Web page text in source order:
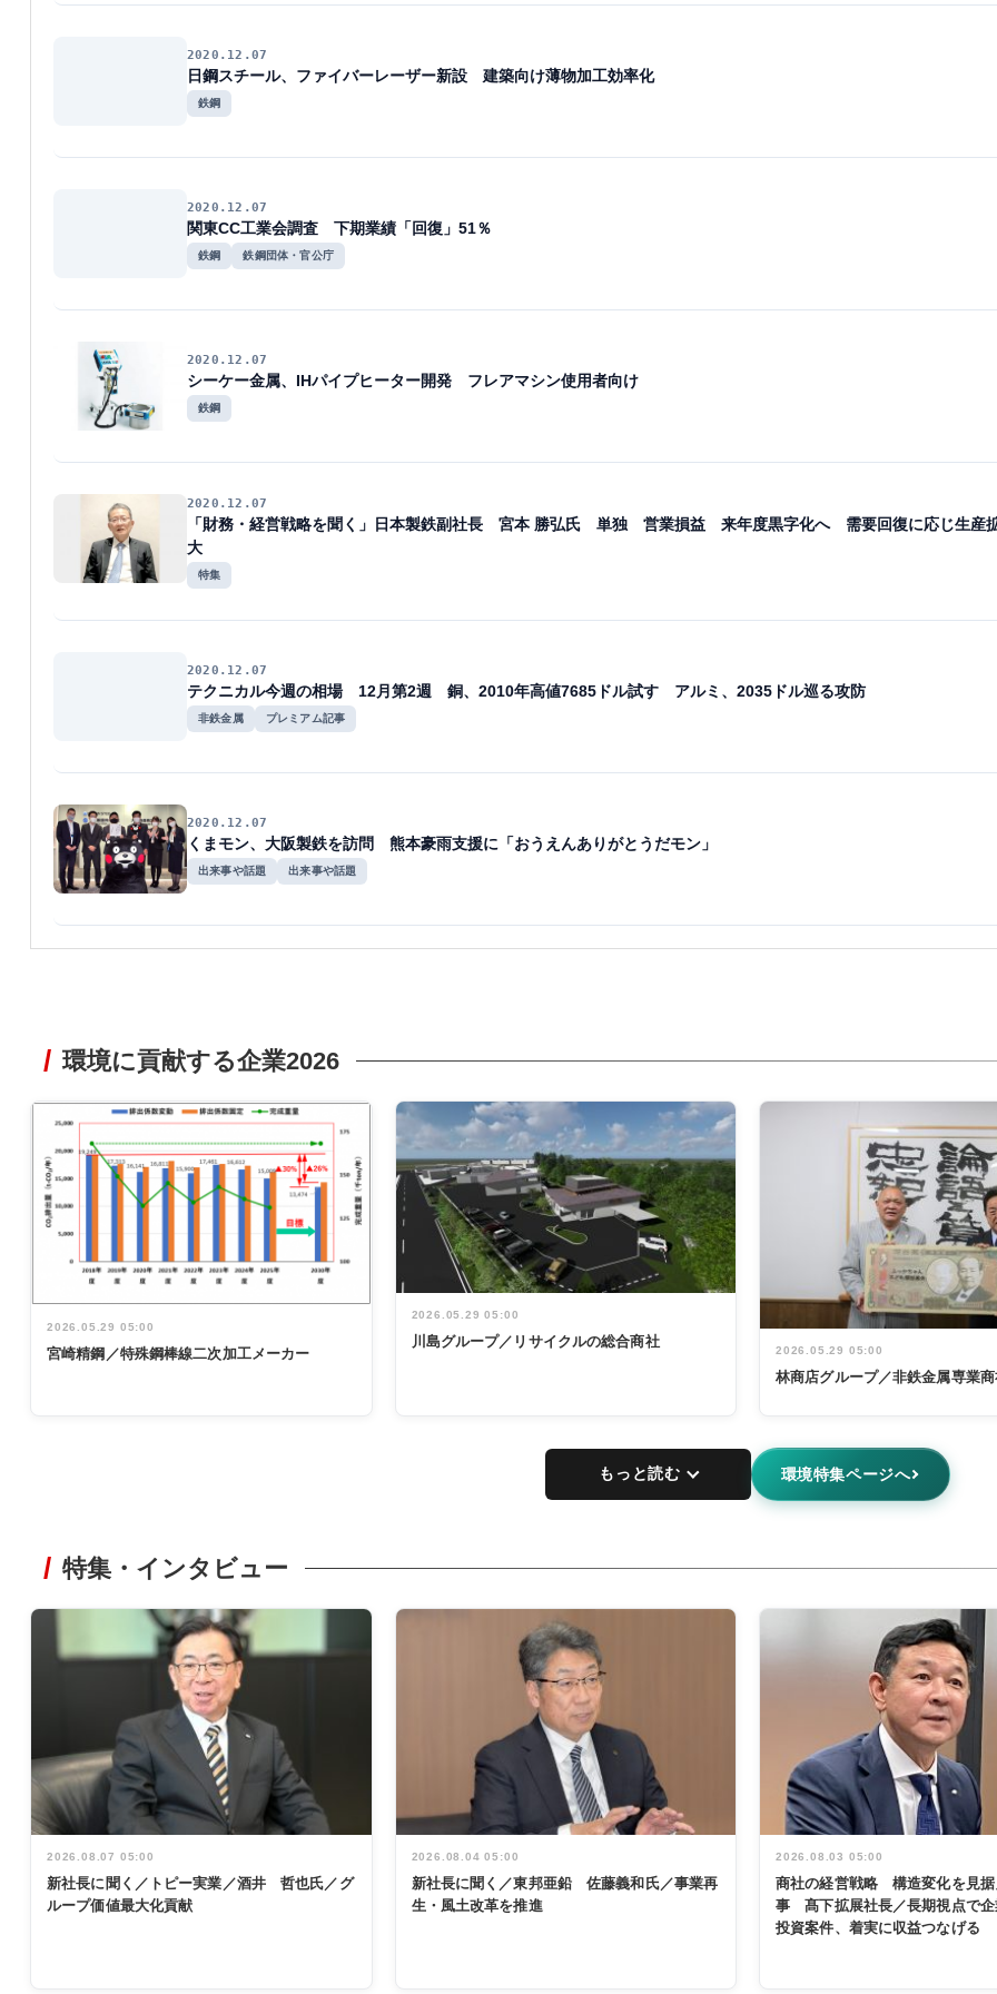
2020.12.07
日鋼スチール、ファイバーレーザー新設 建築向け薄物加工効率化
鉄鋼
2020.12.07
関東CC工業会調査 下期業績「回復」51％
鉄鋼 鉄鋼団体・官公庁
2020.12.07
シーケー金属、IHパイプヒーター開発 フレアマシン使用者向け
鉄鋼
2020.12.07
「財務・経営戦略を聞く」日本製鉄副社長 宮本 勝弘氏 単独 営業損益 来年度黒字化へ 需要回復に応じ生産
大
特集
2020.12.07
テクニカル今週の相場 12月第2週 銅、2010年高値7685ドル試す アルミ、2035ドル巡る攻防
非鉄金属 プレミアム記事
2020.12.07
くまモン、大阪製鉄を訪問 熊本豪雨支援に「おうえんありがとうだモン」
出来事や話題 出来事や話題
環境に貢献する企業2026
2026.05.29 05:00
宮崎精鋼／特殊鋼棒線二次加工メーカー
2026.05.29 05:00
川島グループ／リサイクルの総合商社
2026.05.29 05:00
林商店グループ／非鉄金属専業
もっと読む 環境特集ページへ
特集・インタビュー
2026.08.07 05:00
新社長に聞く／トピー実業／酒井 哲也氏／グ
ループ価値最大化貢献
2026.08.04 05:00
新社長に聞く／東邦亜鉛 佐藤義和氏／事業再
生・風土改革を推進
2026.08.03 05:00
商社の経営戦略 構造変化を見据
事 髙下拡展社長／長期視点で企
投資案件、着実に収益つなげる